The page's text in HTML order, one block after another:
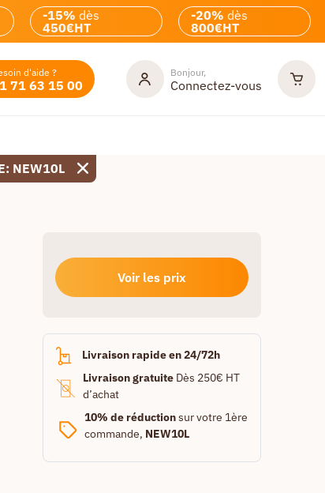
-15% dès
450€HT
-20% dès
800€HT
d'aide ?
71 63 15 00
Bonjour,
Connectez-vous
NEW10L
Voir les prix
Livraison rapide en 24/72h
Livraison gratuiteDès 250€ HT
d’achat
10% de réductionsur votre 1ère
commande, NEW10L